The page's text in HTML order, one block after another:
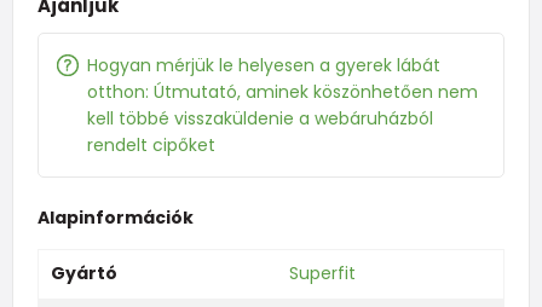
Ajánljuk
Hogyan mérjük le helyesen a gyerek lábát
otthon: Útmutató, aminek köszönhetően nem
kell többé visszaküldenie a webáruházból
rendelt cipőket
Alapinformációk
Gyártó
Superfit